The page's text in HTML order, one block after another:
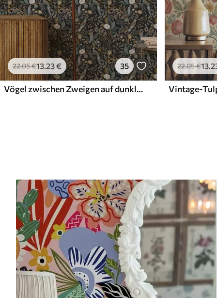
22.05€13.23€ 35
Vögel zwischen Zweigen auf dunklem Hintergrund
22.05€13